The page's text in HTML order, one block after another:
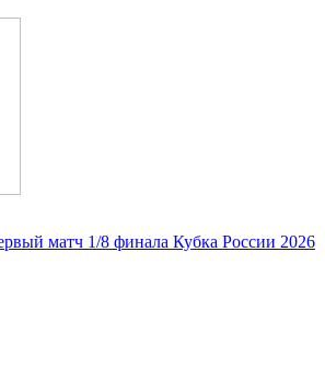
матч 1/8 финала Кубка России 2026